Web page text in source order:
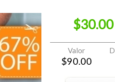
$30.00
Valor
$90.00